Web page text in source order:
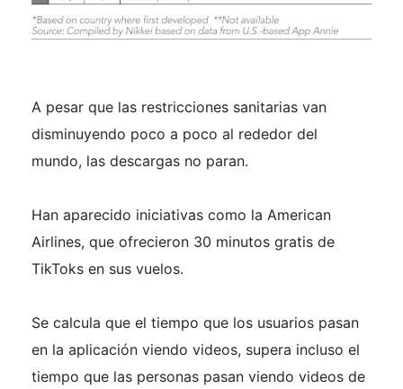
A pesar que las restricciones sanitarias van
disminuyendo poco a poco al rededor del
mundo, las descargas no paran.
Han aparecido iniciativas como la American
Airlines, que ofrecieron 30 minutos gratis de
TikToks en sus vuelos.
Se calcula que el tiempo que los usuarios pasan
en la aplicación viendo videos, supera incluso el
tiempo que las personas pasan viendo videos de